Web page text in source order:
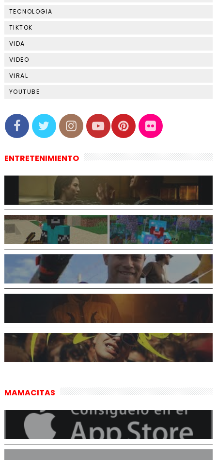
TECNOLOGIA
TIKTOK
VIDA
VIDEO
VIRAL
YOUTUBE
ENTRETENIMIENTO
MAMACITAS